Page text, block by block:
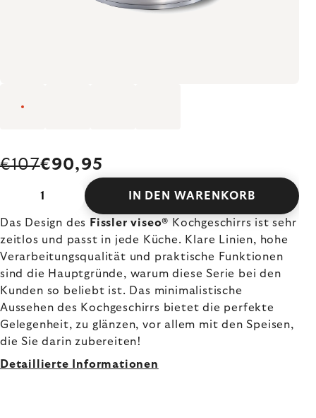
€107€90,95
IN DEN WARENKORB
Das Design des Fissler viseo® Kochgeschirrs ist sehr
zeitlos und passt in jede Küche. Klare Linien, hohe
Verarbeitungsqualität und praktische Funktionen
sind die Hauptgründe, warum diese Serie bei den
Kunden so beliebt ist. Das minimalistische
Aussehen des Kochgeschirrs bietet die perfekte
Gelegenheit, zu glänzen, vor allem mit den Speisen,
die Sie darin zubereiten!
Detaillierte Informationen